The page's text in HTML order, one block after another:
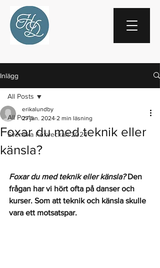
Inlägg
All Posts
Svenska Foxveckan 2024
All Posts
Foxar du med teknik eller
känsla?
erikalundby
27 jan. 2024 2 min läsning
Foxar du med teknik eller känsla? Den
frågan har vi hört ofta på danser och
kurser. Som att teknik och känsla skulle
vara ett motsatspar.